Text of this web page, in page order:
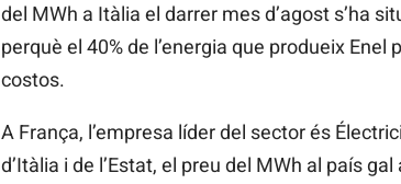
del MWh a Itàlia el darrer mes d’agost s’ha
perquè el 40% de l’energia que produeix
costos.
A França, l’empresa líder del sector és
d’Itàlia i de l’Estat, el preu del MWh al país